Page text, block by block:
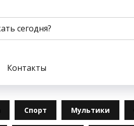
Контакты
Спорт Мультики